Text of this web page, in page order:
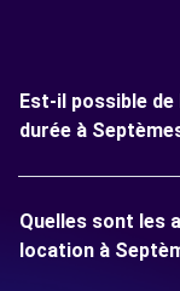
Est-il possible
durée à
Quelles sont les
location à